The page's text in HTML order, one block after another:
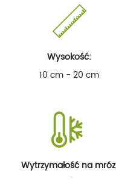
Wysokość:
10 cm - 20 cm
Wytrzymałość na